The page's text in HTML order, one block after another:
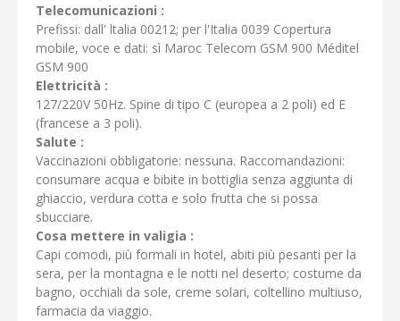
Telecomunicazioni :
Prefissi: dall' ltalia 00212; per l'Italia 0039 Copertura
mobile, voce e dati: sì Maroc Telecom GSM 900 Méditel
GSM 900
Elettricità :
127/220V 50Hz. Spine di tipo C (europea a 2 poli) ed E
(francese a 3 poli).
Salute :
Vaccinazioni obbligatorie: nessuna. Raccomandazioni:
consumare acqua e bibite in bottiglia senza aggiunta di
ghiaccio, verdura cotta e solo frutta che si possa
sbucciare.
Cosa mettere in valigia :
Capi comodi, più formali in hotel, abiti più pesanti per la
sera, per la montagna e le notti nel deserto; costume da
bagno, occhiali da sole, creme solari, coltellino multiuso,
farmacia da viaggio.